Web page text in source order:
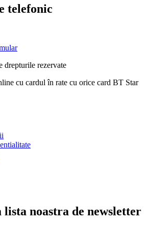
telefonic
rezervate
cu cardul în rate cu orice card BT Star
lista noastra de newsletter